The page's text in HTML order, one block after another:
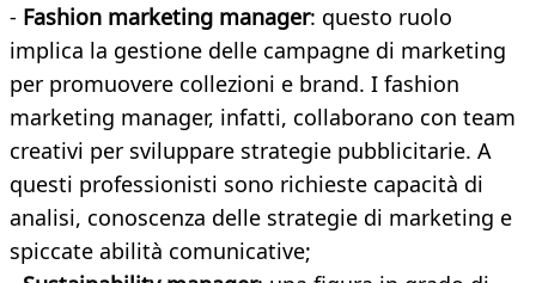
- Fashion marketing manager: questo ruolo
implica la gestione delle campagne di marketing
per promuovere collezioni e brand. I fashion
marketing manager, infatti, collaborano con team
creativi per sviluppare strategie pubblicitarie. A
questi professionisti sono richieste capacità di
analisi, conoscenza delle strategie di marketing e
spiccate abilità comunicative;